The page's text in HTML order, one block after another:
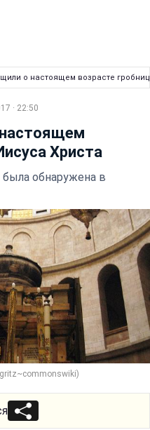
о настоящем возрасте
· 22:50
Христа
была обнаружена в